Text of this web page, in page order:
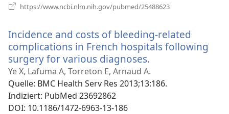
https://www.ncbi.nlm.nih.gov/pubmed/25488623
Incidence and costs of bleeding-related
complications in French hospitals following
surgery for various diagnoses.
neues
Fenster)
Ye X, Lafuma A, Torreton E, Arnaud A.
Quelle‎: BMC Health Serv Res 2013;13:186.
Indiziert‎: PubMed 23692862
DOI‎: 10.1186/1472-6963-13-186